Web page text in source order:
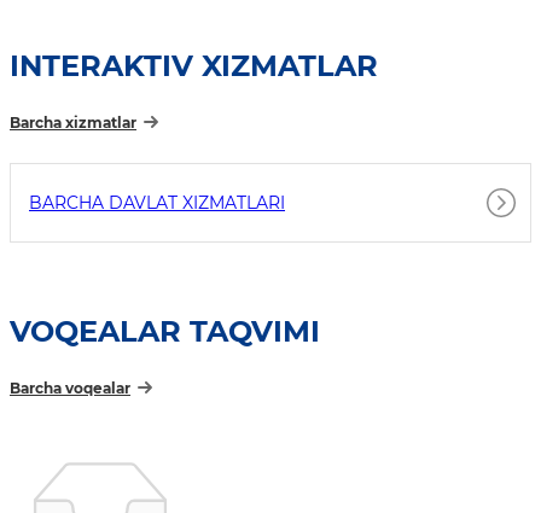
INTERAKTIV XIZMATLAR
Barcha xizmatlar
BARCHA DAVLAT XIZMATLARI
VOQEALAR TAQVIMI
Barcha voqealar